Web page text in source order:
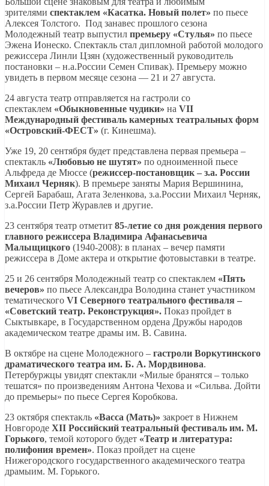
зрителями спектаклем «Касатка. Новый полет» по пьесе
Алексея Толстого. Под занавес прошлого сезона
Молодежный театр выпустил премьеру «Стулья» по пьесе
Эжена Ионеско. Спектакль стал дипломной работой молодого
режиссера Линли Цзян (художественный руководитель
постановки – н.а.России Семен Спивак). Премьеру можно
увидеть в первом месяце сезона — 21 и 27 августа.
24 августа театр отправляется на гастроли со
спектаклем «Обыкновенные чудики» на VII
Международный фестиваль камерных театральных форм
«Островский-ФЕСТ» (г. Кинешма).
Уже 19, 20 сентября будет представлена первая премьера –
спектакль «Любовью не шутят» по одноименной пьесе
Альфреда де Мюссе (режиссер-постановщик – з.а. России
Михаил Черняк). В премьере заняты Мария Вершинина,
Сергей Барабаш, Агата Зеленкова, з.а.России Михаил Черняк,
з.а.России Петр Журавлев и другие.
23 сентября театр отметит 85-летие со дня рождения первого
главного режиссера Владимира Афанасьевича
Малыщицкого (1940-2008): в планах – вечер памяти
режиссера в Доме актера и открытие фотовыставки в театре.
25 и 26 сентября Молодежный театр со спектаклем «Пять
вечеров» по пьесе Александра Володина станет участником
тематического VI Северного театрального фестиваля –
«Советский театр. Реконструкция». Показ пройдет в
Сыктывкаре, в Государственном ордена Дружбы народов
академическом театре драмы им. В. Савина.
В октябре на сцене Молодежного – гастроли Воркутинского
драматического театра им. Б. А. Мордвинова.
Петербуржцы увидят спектакли «Милые бранятся – только
тешатся» по произведениям Антона Чехова и «Сильва. Дойти
до премьеры» по пьесе Сергея Коробкова.
23 октября спектакль «Васса (Мать)» закроет в Нижнем
Новгороде XII Российский театральный фестиваль им. М.
Горького, темой которого будет «Театр и литература:
полифония времен». Показ пройдет на сцене
Нижегородского государственного академического театра
драмыим. М. Горького.